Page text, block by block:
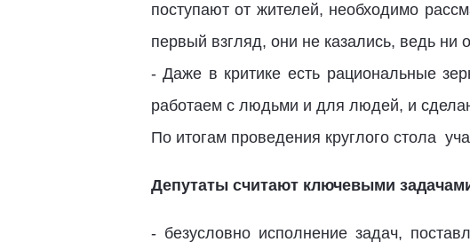
поступают от жителей, необходимо
первый взгляд, они не казались, ведь
- Даже в критике есть рациональные
работаем с людьми и для людей, и
По итогам проведения круглого стола
Депутаты считают ключевыми
- безусловно исполнение задач,